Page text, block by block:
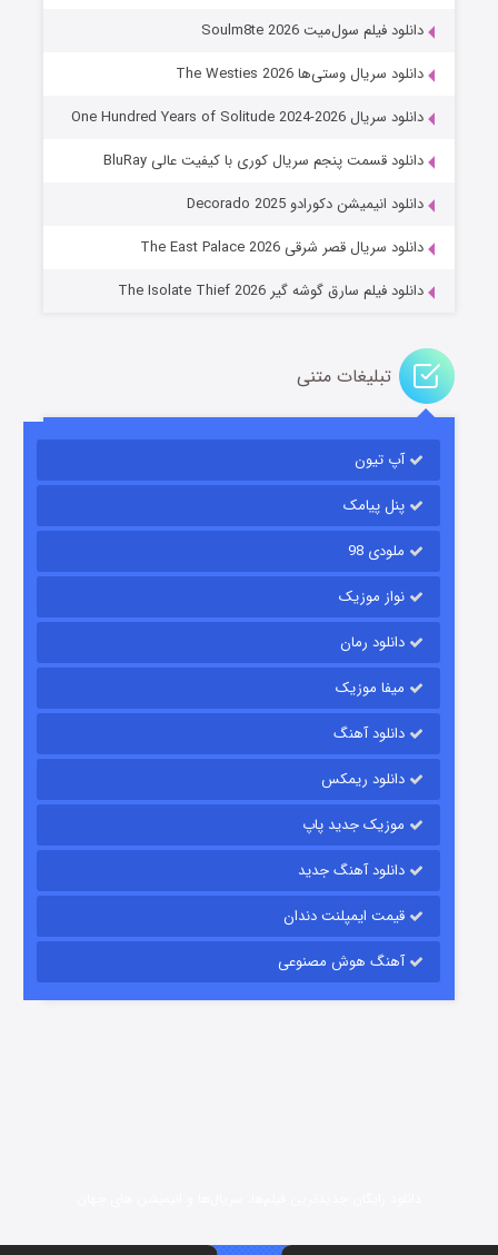
عملیات آپارتمان
قسمت2 (زیرنویس) منتشر شد
قسمت
دانلود فیلم سول‌میت Soulm8te 2026
دانلود سریال وستی‌ها The Westies 2026
دانلود سریال One Hundred Years of Solitude 2024-2026
دانلود قسمت پنجم سریال کوری با کیفیت عالی BluRay
دانلود انیمیشن دکورادو Decorado 2025
دانلود سریال قصر شرقی The East Palace 2026
دانلود فیلم سارق گوشه گیر The Isolate Thief 2026
تبلیغات متنی
آپ تیون
پنل پیامک
ملودی 98
نواز موزیک
دانلود رمان
میفا موزیک
دانلود آهنگ
دانلود ریمکس
موزیک جدید پاپ
دانلود آهنگ جدید
قیمت ایمپلنت دندان
آهنگ هوش مصنوعی